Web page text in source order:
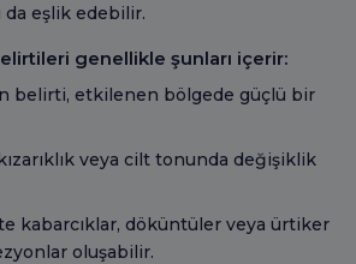
eşlik edebilir.
genellikle şunları içerir:
belirti, etkilenen bölgede güçlü bir
veya cilt tonunda değişiklik
kabarcıklar, döküntüler veya ürtiker
oluşabilir.